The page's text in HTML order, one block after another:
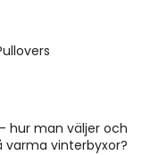
hur man väljer och
varma vinterbyxor?